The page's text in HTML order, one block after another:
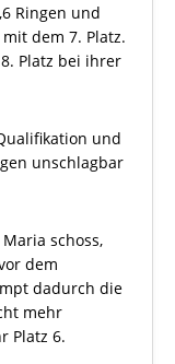
Ringen und
dem 7. Platz.
Platz bei ihrer
und
unschlagbar
schoss,
dem
dadurch die
mehr
Platz 6.